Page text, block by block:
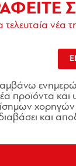
νέα
προϊόντα και
χορηγών
και